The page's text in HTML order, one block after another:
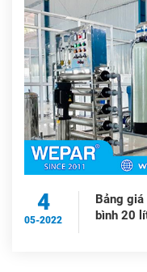
4
05-2022
Bảng
bình 20